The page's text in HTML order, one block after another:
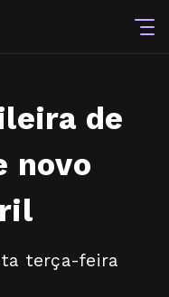
de
novo
terça-feira